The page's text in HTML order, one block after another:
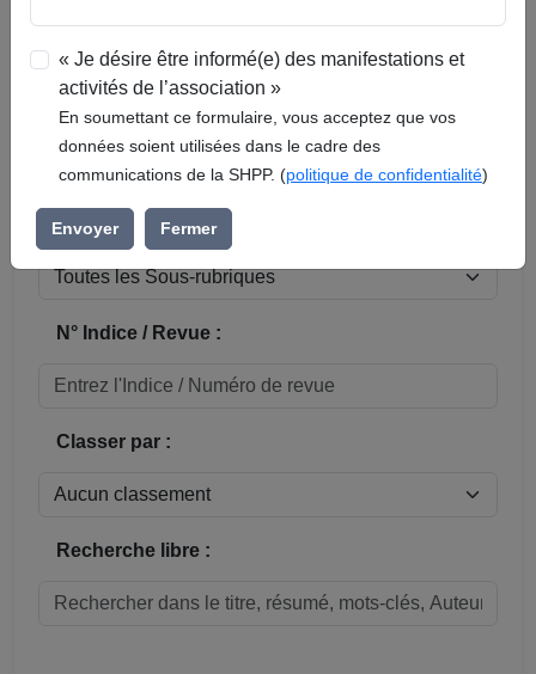
Réinitialiser
Sous-rubrique / Commune :
N° Indice / Revue :
Classer par :
Recherche libre :
« Je désire être informé(e) des manifestations et
activités de l’association »
En soumettant ce formulaire, vous acceptez que vos
données soient utilisées dans le cadre des
communications de la SHPP. (politique de confidentialité)
Envoyer Fermer